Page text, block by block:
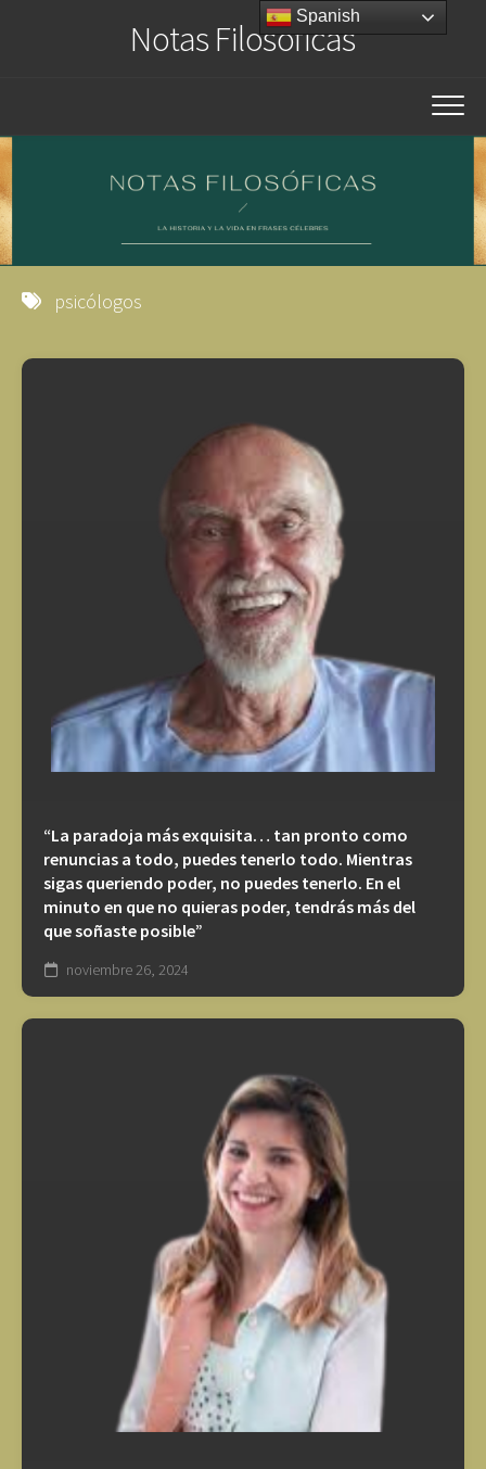
Notas Filosóficas
psicólogos
“La paradoja más exquisita… tan pronto como
renuncias a todo, puedes tenerlo todo. Mientras
sigas queriendo poder, no puedes tenerlo. En el
minuto en que no quieras poder, tendrás más del
que soñaste posible”
noviembre 26, 2024
Spanish